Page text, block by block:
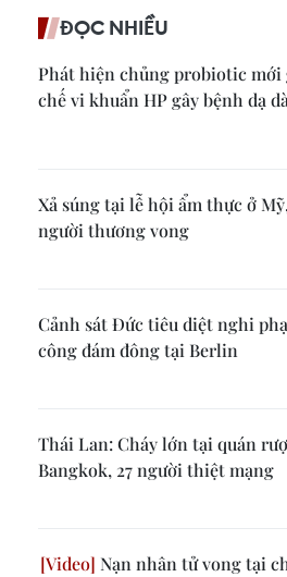
ĐỌC NHIỀU
Phát hiện chủng probiotic mới
chế vi khuẩn HP gây bệnh dạ
Xả súng tại lễ hội ẩm thực ở
người thương vong
Cảnh sát Đức tiêu diệt nghi
công đám đông tại Berlin
Thái Lan: Cháy lớn tại quán
Bangkok, 27 người thiệt mạng
Nạn nhân tử vong tại